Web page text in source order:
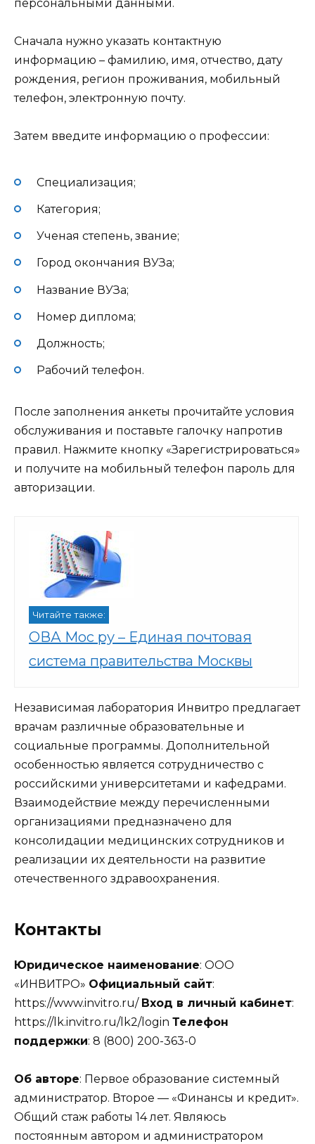
персональными данными.
Сначала нужно указать контактную
информацию – фамилию, имя, отчество, дату
рождения, регион проживания, мобильный
телефон, электронную почту.
Затем введите информацию о профессии:
Специализация;
Категория;
Ученая степень, звание;
Город окончания ВУЗа;
Название ВУЗа;
Номер диплома;
Должность;
Рабочий телефон.
После заполнения анкеты прочитайте условия
обслуживания и поставьте галочку напротив
правил. Нажмите кнопку «Зарегистрироваться»
и получите на мобильный телефон пароль для
авторизации.
Читайте также:
ОВА Мос ру – Единая почтовая
система правительства Москвы
Независимая лаборатория Инвитро предлагает
врачам различные образовательные и
социальные программы. Дополнительной
особенностью является сотрудничество с
российскими университетами и кафедрами.
Взаимодействие между перечисленными
организациями предназначено для
консолидации медицинских сотрудников и
реализации их деятельности на развитие
отечественного здравоохранения.
Контакты
Юридическое наименование: ООО
«ИНВИТРО» Официальный сайт:
https://www.invitro.ru/ Вход в личный кабинет:
https://lk.invitro.ru/lk2/login Телефон
поддержки: 8 (800) 200-363-0
Об авторе: Первое образование системный
администратор. Второе — «Финансы и кредит».
Общий стаж работы 14 лет. Являюсь
постоянным автором и администратором